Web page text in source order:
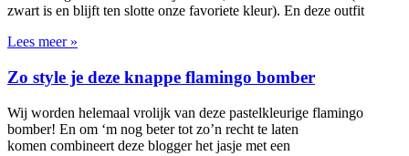
zwart is en blijft ten slotte onze favoriete kleur). En deze outfit
Lees meer »
Zo style je deze knappe flamingo bomber
Wij worden helemaal vrolijk van deze pastelkleurige flamingo
bomber! En om ‘m nog beter tot zo’n recht te laten
komen combineert deze blogger het jasje met een